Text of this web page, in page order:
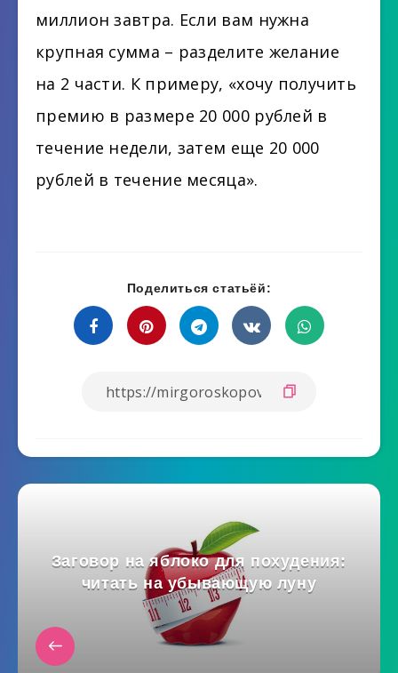
миллион завтра. Если вам нужна
крупная сумма – разделите желание
на 2 части. К примеру, «хочу получить
премию в размере 20 000 рублей в
течение недели, затем еще 20 000
рублей в течение месяца».
Поделиться статьёй:
Заговор на яблоко для похудения:
читать на убывающую луну